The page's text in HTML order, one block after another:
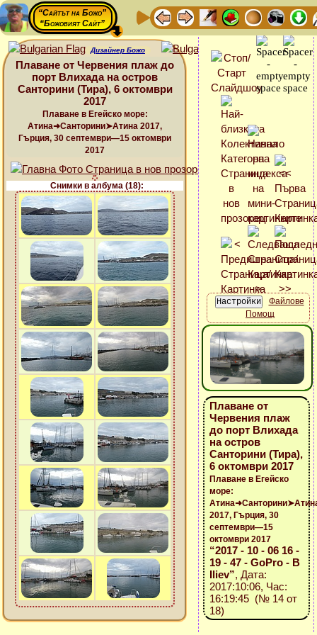
“Сайтът на Божо”
“Божовият Сайт”
Дизайнер Божо
Плаване от Червения плаж до
порт Влихада на остров
Санторини (Тира), 6 октомври
2017
Плаване в Егейско море:
Атина➜Санторини➤Атина 2017,
Гърция, 30 септември—15 октомври
2017
Снимки в албума (18):
Файлове
Помощ
Плаване от
Червения плаж
до порт Влихада
на остров
Санторини (Тира),
6 октомври 2017
Плаване в Егейско
море:
2017, Гърция, 30
септември—15
октомври 2017
“2017 - 10 - 06 16 -
19 - 47 - GoPro - B
Iliev”, Дата:
2017:10:06, Час:
16:19:45 (№ 14 от
18)